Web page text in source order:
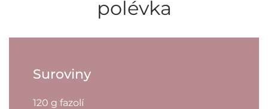
polévka
Suroviny
120 g fazolí